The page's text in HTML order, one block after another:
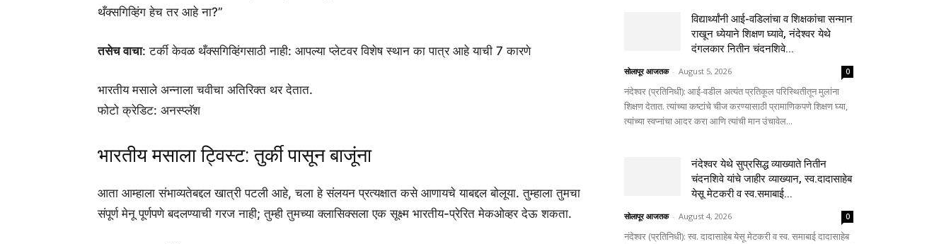
थँक्सगिव्हिंग हेच तर आहे ना?”
तसेच वाचा: टर्की केवळ थँक्सगिव्हिंगसाठी नाही: आपल्या प्लेटवर विशेष स्थान का पात्र आहे याची 7 कारणे
भारतीय मसाले अन्नाला चवीचा अतिरिक्त थर देतात.
फोटो क्रेडिट: अनस्प्लॅश
भारतीय मसाला ट्विस्ट: तुर्की पासून बाजूंना
आता आम्हाला संभाव्यतेबद्दल खात्री पटली आहे, चला हे संलयन प्रत्यक्षात कसे आणायचे याबद्दल बोलूया. तुम्हाला तुमचा
संपूर्ण मेनू पूर्णपणे बदलण्याची गरज नाही; तुम्ही तुमच्या क्लासिक्सला एक सूक्ष्म भारतीय-प्रेरित मेकओव्हर देऊ शकता.
विद्यार्थ्यांनी आई-वडिलांचा व शिक्षकांचा सन्मान
राखून ध्येयाने शिक्षण घ्यावे, नंदेश्वर येथे
दंगलकार नितीन चंदनशिवे...
सोलापूर आजतक - August 5, 2026 0
नंदेश्वर (प्रतिनिधी): आई-वडील अत्यंत प्रतिकूल परिस्थितीतून मुलांना
शिक्षण देतात. त्यांच्या कष्टांचे चीज करण्यासाठी प्रामाणिकपणे शिक्षण घ्या,
त्यांच्या स्वप्नांचा आदर करा आणि त्यांची मान उंचावेल...
नंदेश्वर येथे सुप्रसिद्ध व्याख्याते नितीन
चंदनशिवे यांचे जाहीर व्याख्यान, स्व.दादासाहेब
येसू मेटकरी व स्व.समाबाई...
सोलापूर आजतक - August 4, 2026 0
नंदेश्वर (प्रतिनिधी): स्व. दादासाहेब येसू मेटकरी व स्व. समाबाई दादासाहेब